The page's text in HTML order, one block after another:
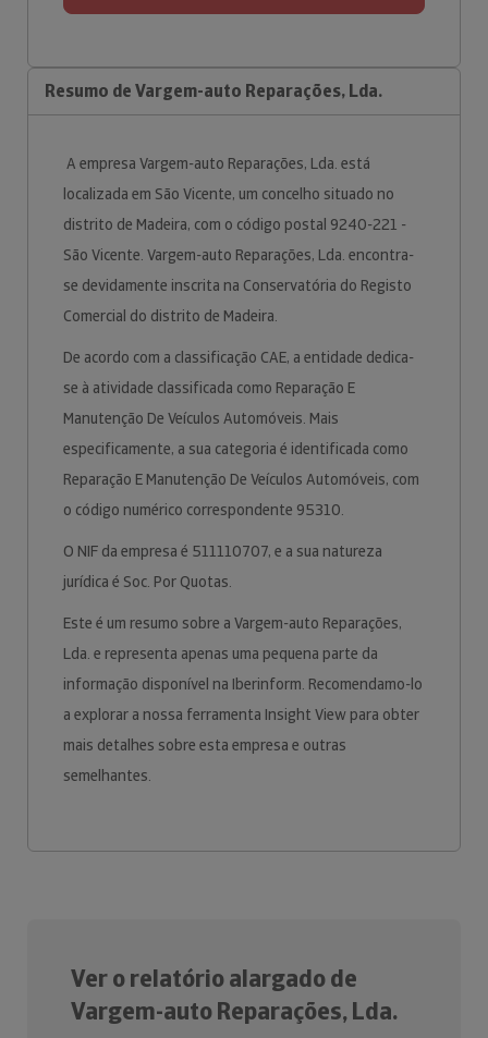
Resumo de Vargem-auto Reparações, Lda.
A empresa Vargem-auto Reparações, Lda. está
localizada em São Vicente, um concelho situado no
distrito de Madeira, com o código postal 9240-221 -
São Vicente. Vargem-auto Reparações, Lda. encontra-
se devidamente inscrita na Conservatória do Registo
Comercial do distrito de Madeira.
De acordo com a classificação CAE, a entidade dedica-
se à atividade classificada como Reparação E
Manutenção De Veículos Automóveis. Mais
especificamente, a sua categoria é identificada como
Reparação E Manutenção De Veículos Automóveis, com
o código numérico correspondente 95310.
O NIF da empresa é 511110707, e a sua natureza
jurídica é Soc. Por Quotas.
Este é um resumo sobre a Vargem-auto Reparações,
Lda. e representa apenas uma pequena parte da
informação disponível na Iberinform. Recomendamo-lo
a explorar a nossa ferramenta Insight View para obter
mais detalhes sobre esta empresa e outras
semelhantes.
Ver o relatório alargado de
Vargem-auto Reparações, Lda.